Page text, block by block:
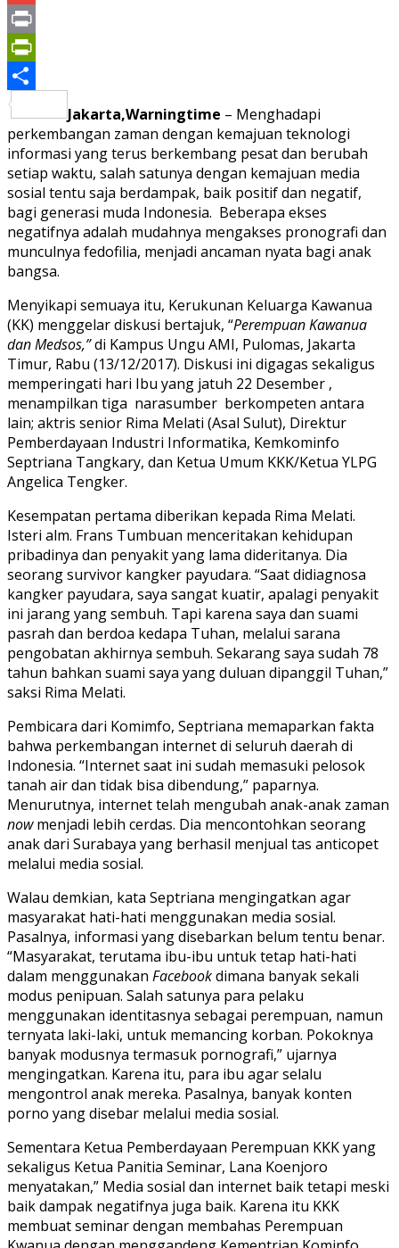
Mail
Gmail
Print
PrintFriendly
Share
Jakarta,Warningtime – Menghadapi
perkembangan zaman dengan kemajuan teknologi
informasi yang terus berkembang pesat dan berubah
setiap waktu, salah satunya dengan kemajuan media
sosial tentu saja berdampak, baik positif dan negatif,
bagi generasi muda Indonesia. Beberapa ekses
negatifnya adalah mudahnya mengakses pronografi dan
munculnya fedofilia, menjadi ancaman nyata bagi anak
bangsa.
Menyikapi semuaya itu, Kerukunan Keluarga Kawanua
(KK) menggelar diskusi bertajuk, “Perempuan Kawanua
dan Medsos,”di Kampus Ungu AMI, Pulomas, Jakarta
Timur, Rabu (13/12/2017). Diskusi ini digagas sekaligus
memperingati hari Ibu yang jatuh 22 Desember ,
menampilkan tiga narasumber berkompeten antara
lain; aktris senior Rima Melati (Asal Sulut), Direktur
Pemberdayaan Industri Informatika, Kemkominfo
Septriana Tangkary, dan Ketua Umum KKK/Ketua YLPG
Angelica Tengker.
Kesempatan pertama diberikan kepada Rima Melati.
Isteri alm. Frans Tumbuan menceritakan kehidupan
pribadinya dan penyakit yang lama dideritanya. Dia
seorang survivor kangker payudara. “Saat didiagnosa
kangker payudara, saya sangat kuatir, apalagi penyakit
ini jarang yang sembuh. Tapi karena saya dan suami
pasrah dan berdoa kedapa Tuhan, melalui sarana
pengobatan akhirnya sembuh. Sekarang saya sudah 78
tahun bahkan suami saya yang duluan dipanggil Tuhan,”
saksi Rima Melati.
Pembicara dari Komimfo, Septriana memaparkan fakta
bahwa perkembangan internet di seluruh daerah di
Indonesia. “Internet saat ini sudah memasuki pelosok
tanah air dan tidak bisa dibendung,” paparnya.
Menurutnya, internet telah mengubah anak-anak zaman
nowmenjadi lebih cerdas. Dia mencontohkan seorang
anak dari Surabaya yang berhasil menjual tas anticopet
melalui media sosial.
Walau demkian, kata Septriana mengingatkan agar
masyarakat hati-hati menggunakan media sosial.
Pasalnya, informasi yang disebarkan belum tentu benar.
“Masyarakat, terutama ibu-ibu untuk tetap hati-hati
dalam menggunakan Facebookdimana banyak sekali
modus penipuan. Salah satunya para pelaku
menggunakan identitasnya sebagai perempuan, namun
ternyata laki-laki, untuk memancing korban. Pokoknya
banyak modusnya termasuk pornografi,” ujarnya
mengingatkan. Karena itu, para ibu agar selalu
mengontrol anak mereka. Pasalnya, banyak konten
porno yang disebar melalui media sosial.
Sementara Ketua Pemberdayaan Perempuan KKK yang
sekaligus Ketua Panitia Seminar, Lana Koenjoro
menyatakan,” Media sosial dan internet baik tetapi meski
baik dampak negatifnya juga baik. Karena itu KKK
membuat seminar dengan membahas Perempuan